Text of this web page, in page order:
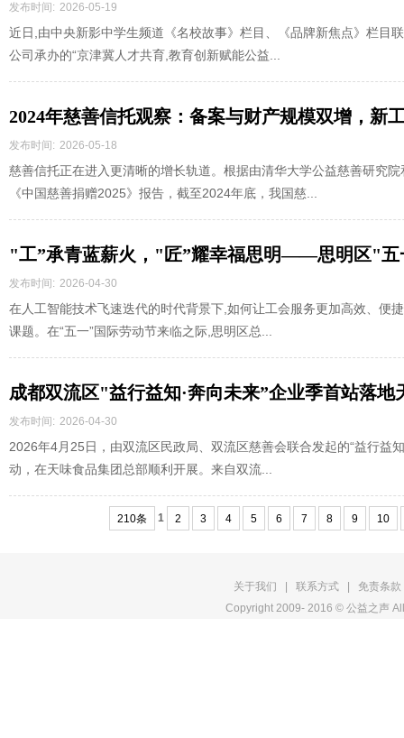
发布时间: 2026-05-19
近日,由中央新影中学生频道《名校故事》栏目、《品牌新焦点》栏目
公司承办的“京津冀人才共育,教育创新赋能公益...
2024年慈善信托观察：备案与财产规模双增，新
发布时间: 2026-05-18
慈善信托正在进入更清晰的增长轨道。根据由清华大学公益慈善研究
《中国慈善捐赠2025》报告，截至2024年底，我国慈...
"工”承青蓝薪火，"匠”耀幸福思明——思明区"五
工会数智化应用场景发布圆满举行
发布时间: 2026-04-30
在人工智能技术飞速迭代的时代背景下,如何让工会服务更加高效、便
课题。在“五一”国际劳动节来临之际,思明区总...
成都双流区"益行益知·奔向未来”企业季首站落地
发布时间: 2026-04-30
2026年4月25日，由双流区民政局、双流区慈善会联合发起的“益行益
动，在天味食品集团总部顺利开展。来自双流...
210条 1 2 3 4 5 6 7 8 9 10
关于我们 联系方式
免责条款
Copyright 2009- 2016 © 公益之声